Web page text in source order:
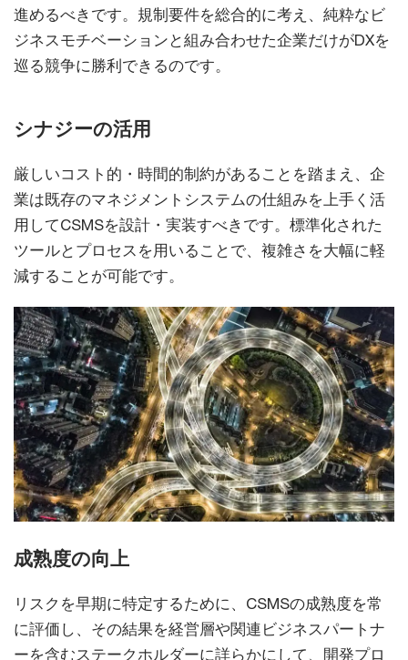
進めるべきです。規制要件を総合的に考え、純粋なビ
ジネスモチベーションと組み合わせた企業だけがDXを
巡る競争に勝利できるのです。
シナジーの活用
厳しいコスト的・時間的制約があることを踏まえ、企
業は既存のマネジメントシステムの仕組みを上手く活
用してCSMSを設計・実装すべきです。標準化された
ツールとプロセスを用いることで、複雑さを大幅に軽
減することが可能です。
成熟度の向上
リスクを早期に特定するために、CSMSの成熟度を常
に評価し、その結果を経営層や関連ビジネスパートナ
ーを含むステークホルダーに詳らかにして、開発プロ